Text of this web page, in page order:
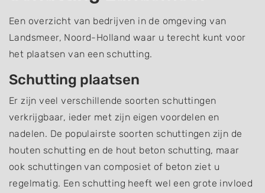
Een overzicht van bedrijven in de omgeving van
Landsmeer, Noord-Holland waar u terecht kunt voor
het plaatsen van een schutting.
Schutting plaatsen
Er zijn veel verschillende soorten schuttingen
verkrijgbaar, ieder met zijn eigen voordelen en
nadelen. De populairste soorten schuttingen zijn de
houten schutting en de hout beton schutting, maar
ook schuttingen van composiet of beton ziet u
regelmatig. Een schutting heeft wel een grote invloed